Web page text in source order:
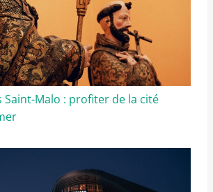
Saint-Malo : profiter de la cité